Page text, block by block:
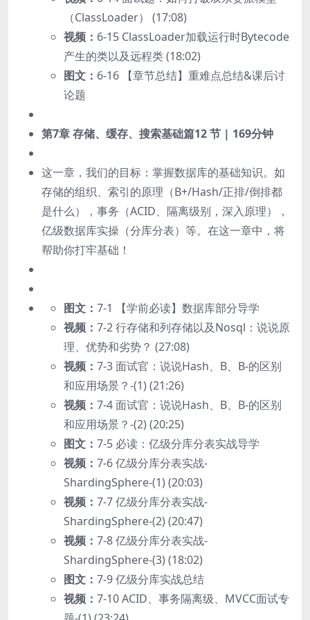
（ClassLoader） (17:08)
视频： 6-15 ClassLoader加载运行时Bytecode
产生的类以及远程类 (18:02)
图文： 6-16 【章节总结】重难点总结&课后讨
论题
第7章 存储、缓存、搜索基础篇12 节 | 169分钟
这一章，我们的目标：掌握数据库的基础知识。如
存储的组织、索引的原理（B+/Hash/正排/倒排都
是什么），事务（ACID、隔离级别，深入原理），
亿级数据库实操（分库分表）等。在这一章中，将
帮助你打牢基础！
图文： 7-1 【学前必读】数据库部分导学
视频： 7-2 行存储和列存储以及Nosql：说说原
理、优势和劣势？ (27:08)
视频： 7-3 面试官：说说Hash、B、B-的区别
和应用场景？-(1) (21:26)
视频： 7-4 面试官：说说Hash、B、B-的区别
和应用场景？-(2) (20:25)
图文： 7-5 必读：亿级分库分表实战导学
视频： 7-6 亿级分库分表实战-
ShardingSphere-(1) (20:03)
视频： 7-7 亿级分库分表实战-
ShardingSphere-(2) (20:47)
视频： 7-8 亿级分库分表实战-
ShardingSphere-(3) (18:02)
图文： 7-9 亿级分库实战总结
视频： 7-10 ACID、事务隔离级、MVCC面试专